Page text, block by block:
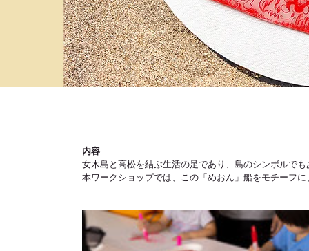
内容
女木島と高松を結ぶ生活の足であり、島のシンボルで
本ワークショップでは、この「めおん」船をモチーフ